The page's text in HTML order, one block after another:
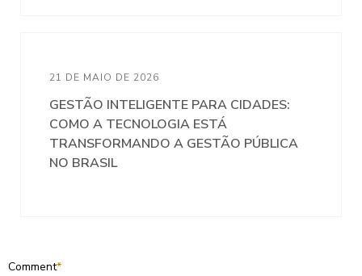
21 DE MAIO DE 2026
GESTÃO INTELIGENTE PARA CIDADES:
COMO A TECNOLOGIA ESTÁ
TRANSFORMANDO A GESTÃO PÚBLICA
NO BRASIL
Comment*